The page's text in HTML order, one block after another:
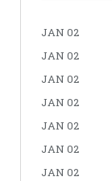
JAN 02
JAN 02
JAN 02
JAN 02
JAN 02
JAN 02
JAN 02